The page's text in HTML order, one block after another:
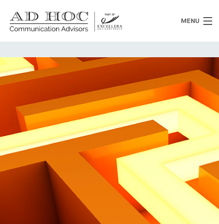
MENU
Chi siamo
Cosa facciamo
News
Clienti
Heritage
Lavora con noi